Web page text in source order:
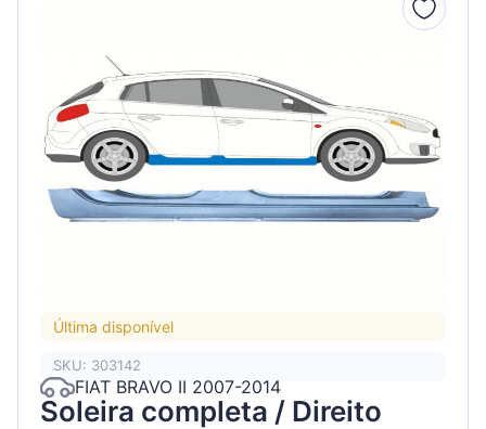
Última disponível
SKU: 303142
FIAT BRAVO II 2007-2014
Soleira completa / Direito